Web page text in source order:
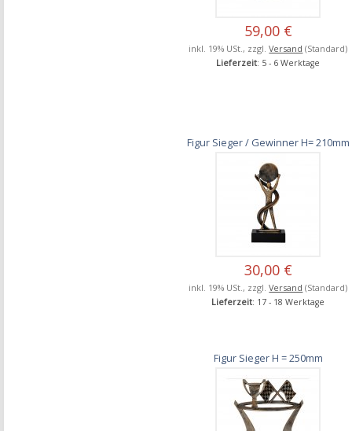
59,00 €
inkl. 19% USt., zzgl.Versand (Standard)
Lieferzeit: 5 - 6 Werktage
Figur Sieger / Gewinner H= 210mm
30,00 €
inkl. 19% USt., zzgl.Versand (Standard)
Lieferzeit: 17 - 18 Werktage
Figur Sieger H = 250mm